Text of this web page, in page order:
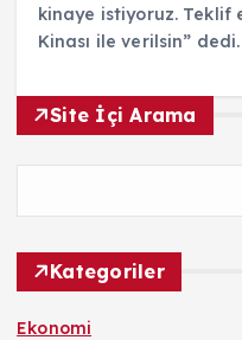
kinaye istiyoruz. Teklif
Kinası ile verilsin” dedi.
Site İçi Arama
Kategoriler
Ekonomi